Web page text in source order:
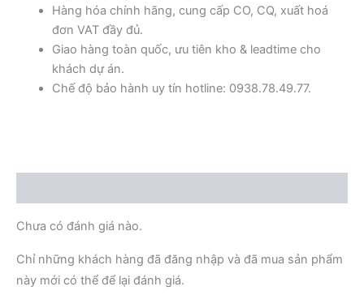
Hàng hóa chính hãng, cung cấp CO, CQ, xuất hoá
đơn VAT đầy đủ.
Giao hàng toàn quốc, ưu tiên kho & leadtime cho
khách dự án.
Chế độ bảo hành uy tín hotline: 0938.78.49.77.
Chưa có đánh giá nào.
Chỉ những khách hàng đã đăng nhập và đã mua sản phẩm
này mới có thể để lại đánh giá.